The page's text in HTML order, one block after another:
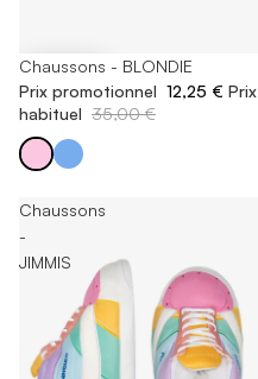
-65%
Chaussons - BLONDIE
Prix promotionnel 12,25 € Prix
habituel 35,00 €
Chaussons
-
JIMMIS